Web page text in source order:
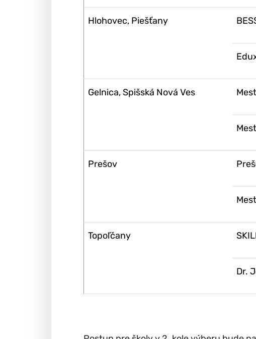
Hlohovec, Piešťany
Gelnica, Spišská Nová Ves
Prešov
Topoľčany
Dr.